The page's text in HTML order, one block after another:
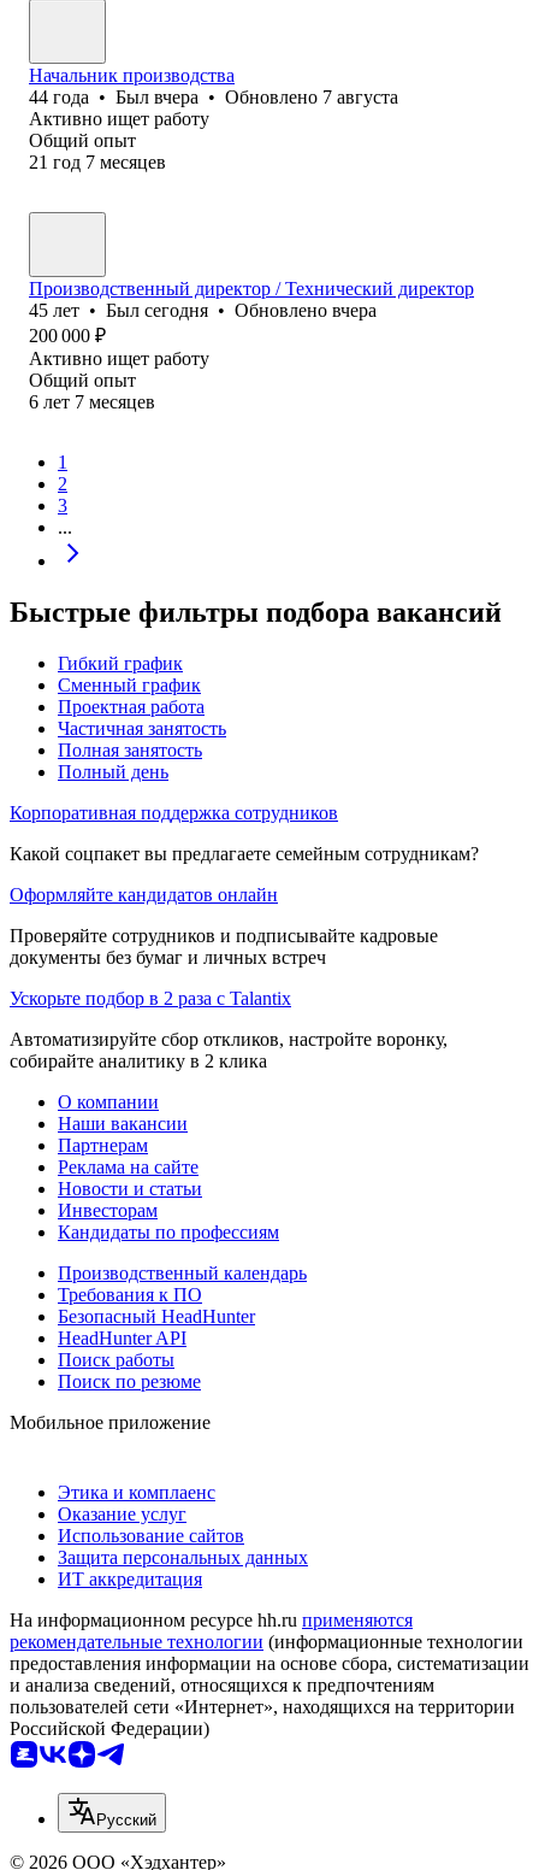
Начальник производства
44 года • Был вчера • Обновлено 7 августа
Активно ищет работу
Общий опыт
21 год 7 месяцев
Производственный директор / Технический директор
45 лет • Был сегодня • Обновлено вчера
200 000 ₽
Активно ищет работу
Общий опыт
6 лет 7 месяцев
1
2
3
...
Быстрые фильтры подбора вакансий
Гибкий график
Сменный график
Проектная работа
Частичная занятость
Полная занятость
Полный день
Корпоративная поддержка сотрудников
Какой соцпакет вы предлагаете семейным сотрудникам?
Оформляйте кандидатов онлайн
Проверяйте сотрудников и подписывайте кадровые
документы без бумаг и личных встреч
Ускорьте подбор в 2 раза с Talantix
Автоматизируйте сбор откликов, настройте воронку,
собирайте аналитику в 2 клика
О компании
Наши вакансии
Партнерам
Реклама на сайте
Новости и статьи
Инвесторам
Кандидаты по профессиям
Производственный календарь
Требования к ПО
Безопасный HeadHunter
HeadHunter API
Поиск работы
Поиск по резюме
Мобильное приложение
Этика и комплаенс
Оказание услуг
Использование сайтов
Защита персональных данных
ИТ аккредитация
На информационном ресурсе hh.ru применяются
рекомендательные технологии (информационные технологии
предоставления информации на основе сбора, систематизации
и анализа сведений, относящихся к предпочтениям
пользователей сети «Интернет», находящихся на территории
Российской Федерации)
Русский
© 2026 ООО «Хэдхантер»